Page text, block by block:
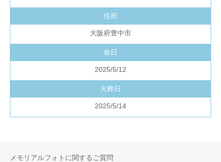
住所
大阪府豊中市
命日
2025/5/12
火葬日
2025/5/14
メモリアルフォトに関するご質問